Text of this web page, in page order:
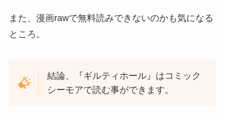
また、漫画rawで無料読みできないのかも気になる
ところ。
結論、『ギルティホール』はコミック
シーモアで読む事ができます。